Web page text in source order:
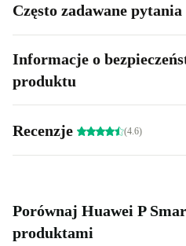
Często zadawane pytania
Informacje o
produktu
Recenzje (4.6)
Porównaj Huawei P
produktami